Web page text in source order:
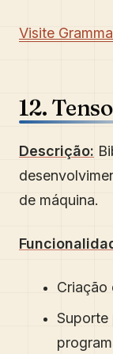
Visite
12.
Descrição:
de máquina.
Criação
Suporte